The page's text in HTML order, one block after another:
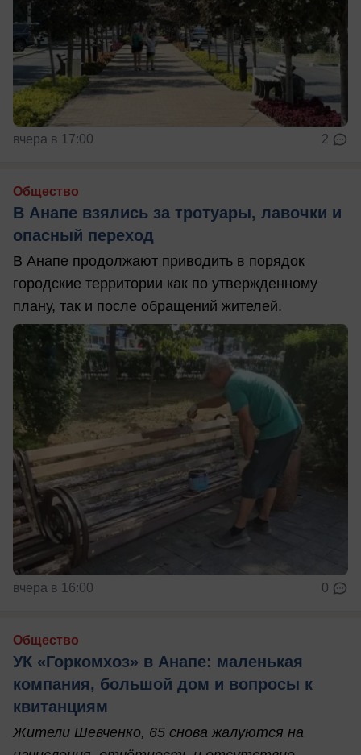
вчера в 17:00 2
Общество
В Анапе взялись за тротуары, лавочки и
опасный переход
В Анапе продолжают приводить в порядок
городские территории как по утвержденному
плану, так и после обращений жителей.
вчера в 16:00 0
Общество
УК «Горкомхоз» в Анапе: маленькая
компания, большой дом и вопросы к
квитанциям
Жители Шевченко, 65 снова жалуются на